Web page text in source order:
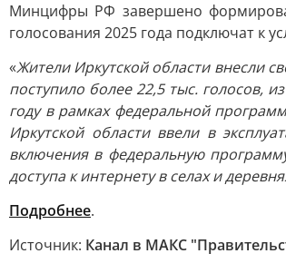
Минцифры РФ завершено
голосования 2025 года подключат к
«Жители Иркутской области внесли
поступило более 22,5 тыс. голосов,
году в рамках федеральной
Иркутской области ввели в
включения в федеральную
доступа к интернету в селах и
Подробнее.
Источник: Канал в МАКС